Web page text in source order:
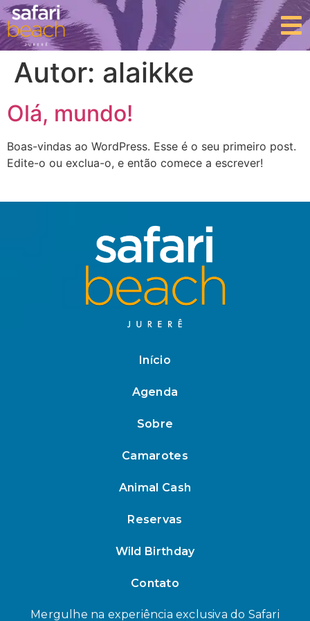
Autor: alaikke
Olá, mundo!
Boas-vindas ao WordPress. Esse é o seu primeiro post.
Edite-o ou exclua-o, e então comece a escrever!
Início
Agenda
Sobre
Camarotes
Animal Cash
Reservas
Wild Birthday
Contato
Mergulhe na experiência exclusiva do Safari